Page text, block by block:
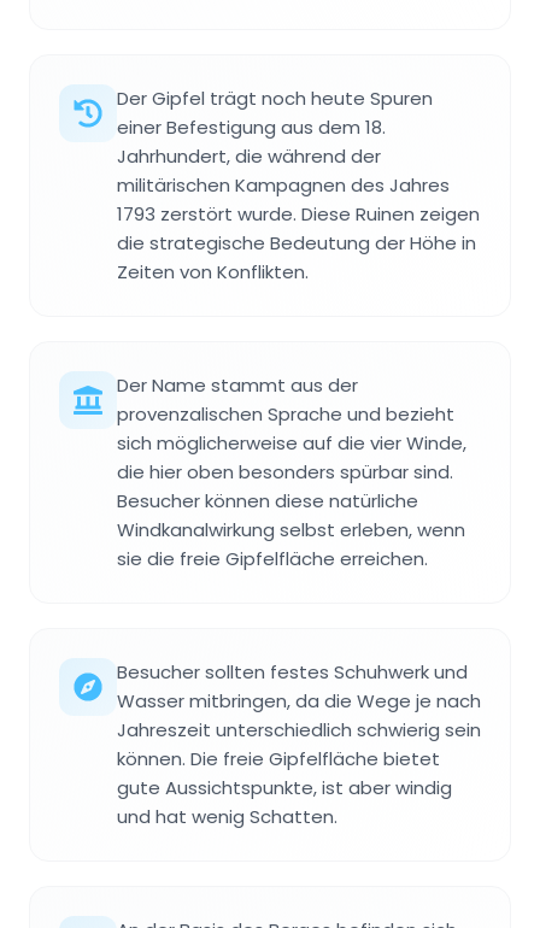
Der Gipfel trägt noch heute Spuren
einer Befestigung aus dem 18.
Jahrhundert, die während der
militärischen Kampagnen des Jahres
1793 zerstört wurde. Diese Ruinen zeigen
die strategische Bedeutung der Höhe in
Zeiten von Konflikten.
Der Name stammt aus der
provenzalischen Sprache und bezieht
sich möglicherweise auf die vier Winde,
die hier oben besonders spürbar sind.
Besucher können diese natürliche
Windkanalwirkung selbst erleben, wenn
sie die freie Gipfelfläche erreichen.
Besucher sollten festes Schuhwerk und
Wasser mitbringen, da die Wege je nach
Jahreszeit unterschiedlich schwierig sein
können. Die freie Gipfelfläche bietet
gute Aussichtspunkte, ist aber windig
und hat wenig Schatten.